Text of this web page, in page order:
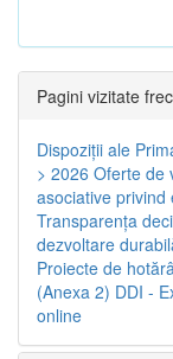
Pagini vizitate
Dispoziţii ale
> 2026 Oferte de
asociative
Transparenţa
dezvoltare
Proiecte de
(Anexa 2) DDI -
online